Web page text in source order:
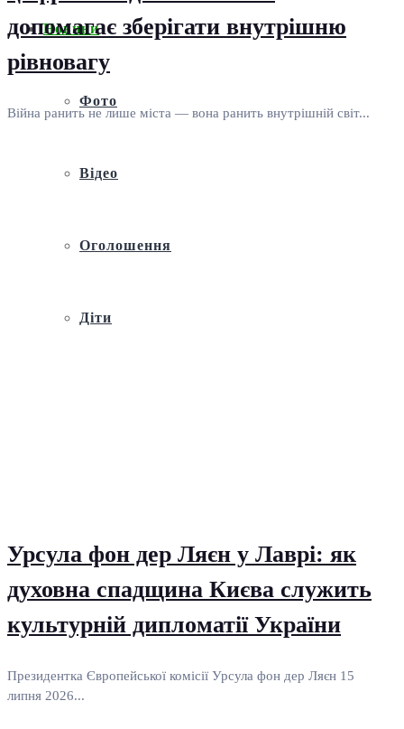
Новини
Фото
Відео
Оголошення
Діти
допомагає зберігати внутрішню
рівновагу
Війна ранить не лише міста — вона ранить внутрішній світ...
Урсула фон дер Ляєн у Лаврі: як
духовна спадщина Києва служить
культурній дипломатії України
Президентка Європейської комісії Урсула фон дер Ляєн 15
липня 2026...